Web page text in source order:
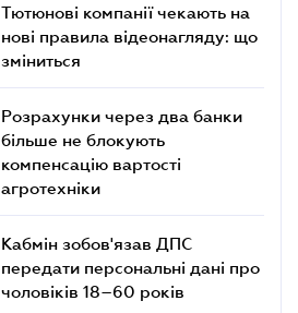
Тютюнові компанії чекають на
нові правила відеонагляду: що
зміниться
Розрахунки через два банки
більше не блокують
компенсацію вартості
агротехніки
Кабмін зобов'язав ДПС
передати персональні дані про
чоловіків 18–60 років